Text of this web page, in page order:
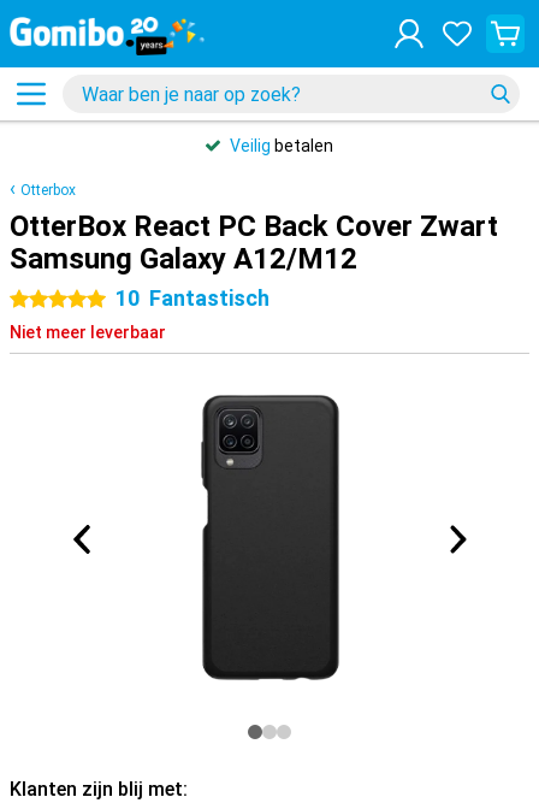
Veilig betalen
Otterbox
OtterBox React PC Back Cover Zwart
Samsung Galaxy A12/M12
5 sterren10 Fantastisch
Niet meer leverbaar
Klanten zijn blij met: